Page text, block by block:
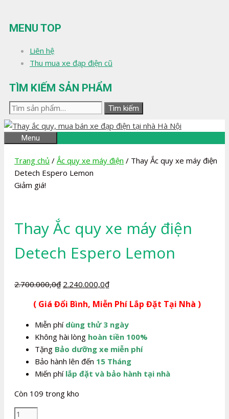
đến
nội
MENU TOP
Liên hệ
Thu mua xe đạp điện cũ
TÌM KIẾM SẢN PHẨM
Tìm
kiếm:
Tìm kiếm
Menu
Trang chủ / Ắc quy xe máy điện / Thay Ắc quy xe máy điện
Detech Espero Lemon
Giảm giá!
Thay Ắc quy xe máy điện
Detech Espero Lemon
2.700.000,0₫ Giá
là:
2.700.000,0₫.
2.240.000,0₫Giá
tại
2.240.000,0₫.
( Giá Đổi Bình, Miễn Phí Lắp Đặt Tại Nhà )
Miễn phí dùng thử 3 ngày
Không hài lòng hoàn tiền 100%
Tặng Bảo dưỡng xe miễn phí
Bảo hành lên đến 15 Tháng
Miến phí lắp đặt và bảo hành tại nhà
Còn 109 trong kho
Thay